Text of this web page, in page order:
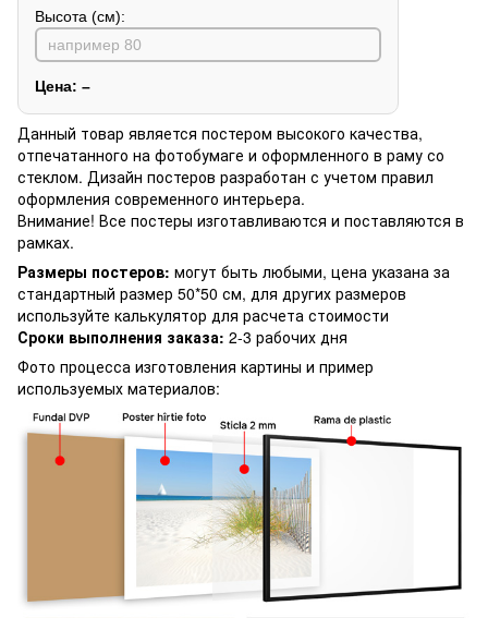
Высота (см):
Цена: –
Данный товар является постером высокого качества,
отпечатанного на фотобумаге и оформленного в раму со
стеклом. Дизайн постеров разработан с учетом правил
оформления современного интерьера.
Внимание! Все постеры изготавливаются и поставляются в
рамках.
Размеры постеров: могут быть любыми, цена указана за
стандартный размер 50*50 см, для других размеров
используйте калькулятор для расчета стоимости
Сроки выполнения заказа: 2-3 рабочих дня
Фото процесса изготовления картины и пример
используемых материалов: